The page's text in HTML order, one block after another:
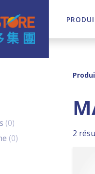
00 products
00 products
2